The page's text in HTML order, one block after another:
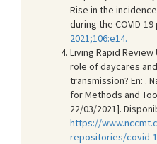
Rise in the
during the COVID-
2021;106:e14.
Living Rapid
role of daycares
transmission? En: .
for Methods and
22/03/2021].
https://
repositories/covid-